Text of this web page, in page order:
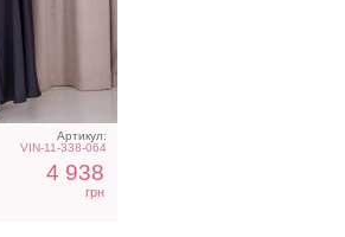
Артикул:
VIN-11-338-064
4 938
грн